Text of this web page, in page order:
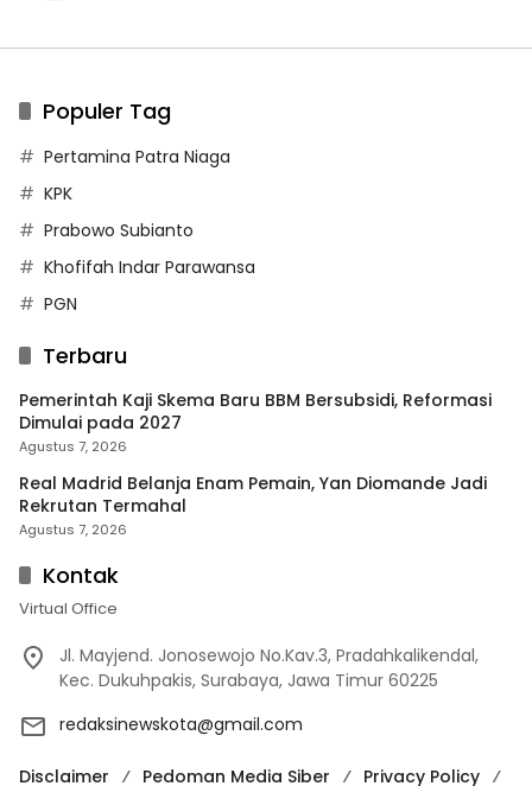
Populer Tag
Pertamina Patra Niaga
KPK
Prabowo Subianto
Khofifah Indar Parawansa
PGN
Terbaru
Pemerintah Kaji Skema Baru BBM Bersubsidi, Reformasi
Dimulai pada 2027
Agustus 7, 2026
Real Madrid Belanja Enam Pemain, Yan Diomande Jadi
Rekrutan Termahal
Agustus 7, 2026
Kontak
Virtual Office
Jl. Mayjend. Jonosewojo No.Kav.3, Pradahkalikendal,
Kec. Dukuhpakis, Surabaya, Jawa Timur 60225
redaksinewskota@gmail.com
Disclaimer Pedoman Media Siber Privacy Policy